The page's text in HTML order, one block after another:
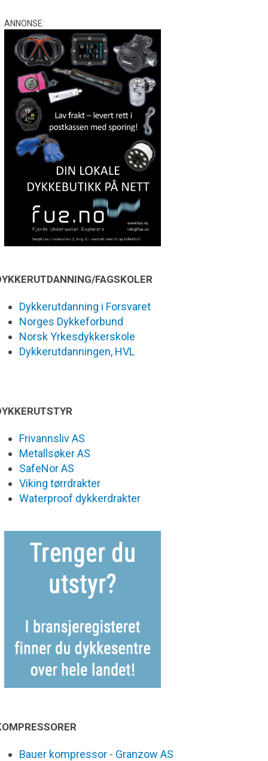
ANNONSE:
FAGSKOLER
Dykkerutdanning i Forsvaret
Norges Dykkeforbund
Norsk Yrkesdykkerskole
Dykkerutdanningen, HVL
Frivannsliv AS
Metallsøker AS
SafeNor AS
Viking tørrdrakter
Waterproof dykkerdrakter
Bauer kompressor - Granzow AS